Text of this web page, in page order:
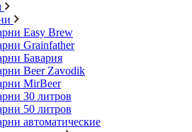
Easy Brew
Grainfather
Бавария
Beer Zavodik
MirBeer
30 литров
50 литров
автоматические